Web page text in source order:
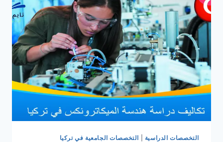
التخصصات الدراسية التخصصات الجامعية في تركيا